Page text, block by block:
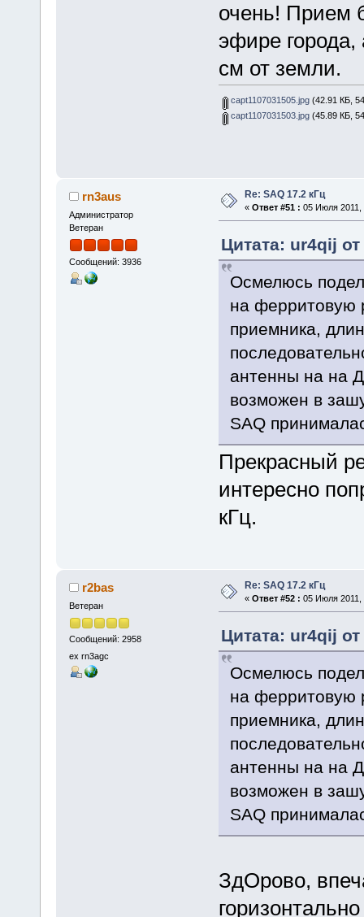
очень! Прием
эфире города,
см от земли.
capt1107031505.jpg(42.91 КБ,
capt1107031503.jpg(45.89 КБ,
rn3aus
Администратор
Ветеран
Сообщений: 3936
Re: SAQ 17.2 кГц
« Ответ #51 : 05 Июля 2011,
Цитата: ur4qij
Осмелюсь
на ферритовую
приемника,
антенны на на
возможен в
SAQ
Прекрасный
интересно
кГц.
r2bas
Ветеран
Сообщений: 2958
ex rn3agc
Re: SAQ 17.2 кГц
« Ответ #52 : 05 Июля 2011,
Цитата: ur4qij
Осмелюсь
на ферритовую
приемника,
антенны на на
возможен в
SAQ
ЗдОрово,